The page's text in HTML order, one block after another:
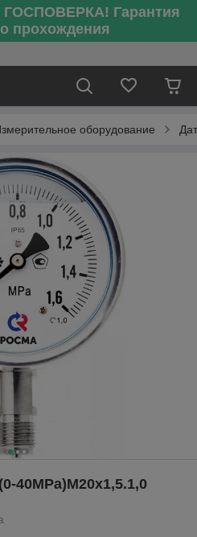
Гарантия
прохождения
оборудование
40MPa)М20х1,5.1,0